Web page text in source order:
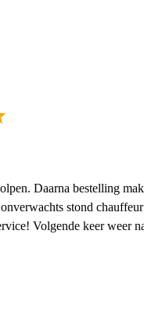
Daarna bestelling
stond
Volgende keer weer